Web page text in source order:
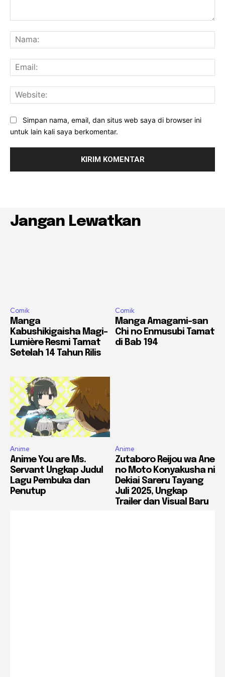
Simpan nama, email, dan situs web saya di browser ini
untuk lain kali saya berkomentar.
Jangan Lewatkan
Comik
Manga
Kabushikigaisha Magi-
Lumière Resmi Tamat
Setelah 14 Tahun Rilis
Comik
Manga Amagami-san
Chi no Enmusubi Tamat
di Bab 194
Anime
Anime You are Ms.
Servant Ungkap Judul
Lagu Pembuka dan
Penutup
Anime
Zutaboro Reijou wa Ane
no Moto Konyakusha ni
Dekiai Sareru Tayang
Juli 2025, Ungkap
Trailer dan Visual Baru